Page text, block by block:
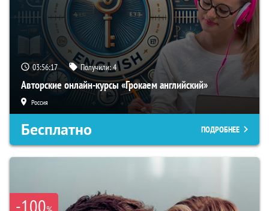
03:56:16 Получили:4
Авторские онлайн-курсы «Грокаем английский»
Россия
Бесплатно ПОДРОБНЕЕ
-100